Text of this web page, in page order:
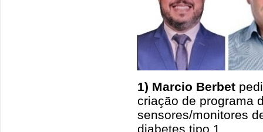
1) Marcio Berbet
criação de programa
sensores/monitores
diabetes tipo 1.